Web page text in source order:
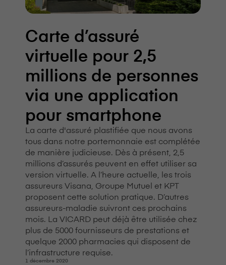
Carte d’assuré
virtuelle pour 2,5
millions de personnes
via une application
pour smartphone
La carte d'assuré plastifiée que nous avons
tous dans notre portemonnaie est complétée
de manière judicieuse. Dès à présent, 2,5
millions d’assurés peuvent en effet utiliser sa
version virtuelle. A l’heure actuelle, les trois
assureurs V⁠i⁠s⁠a⁠n⁠a, Groupe Mutuel et KPT
proposent cette solution pratique. D’autres
assureurs-maladie suivront ces prochains
mois. La VICARD peut déjà être utilisée chez
plus de 5000 fournisseurs de prestations et
quelque 2000 pharmacies qui disposent de
l’infrastructure requise.
1 décembre 2020